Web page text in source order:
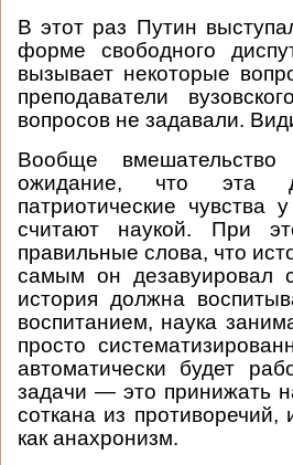
В этот раз Путин
форме свободного
вызывает некоторые
преподаватели
вопросов не задавали.
Вообще
ожидание, что эта
патриотические чувства
считают наукой. При
правильные слова, что
самым он дезавуировал
история должна
воспитанием, наука
просто
автоматически будет
задачи — это принижать
соткана из
как анахронизм.